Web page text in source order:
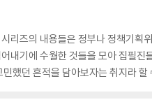
리즈의 내용들은 정부나 정책기
내기에 수월한 것들을 모아 집필
했던 흔적을 담아보자는 취지라 할